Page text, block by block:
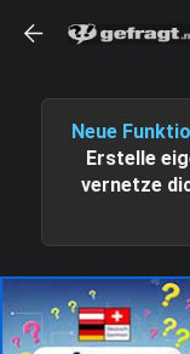
Neue
Erstelle
vernetze